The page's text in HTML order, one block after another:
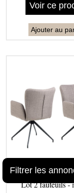
Voir ce
Ajouter au
Lot 2 fauteuils -
Filtrer les